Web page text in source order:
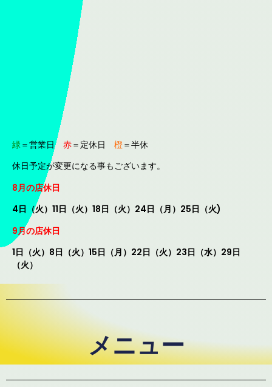
緑＝営業日 赤＝定休日 橙＝半休
休日予定が変更になる事もございます。
8月の店休日
4日（火）11日（火）18日（火）24日（月）25日（火)
9月の店休日
1日（火）8日（火）15日（月）22日（火）23日（水）29日
（火）
メニュー